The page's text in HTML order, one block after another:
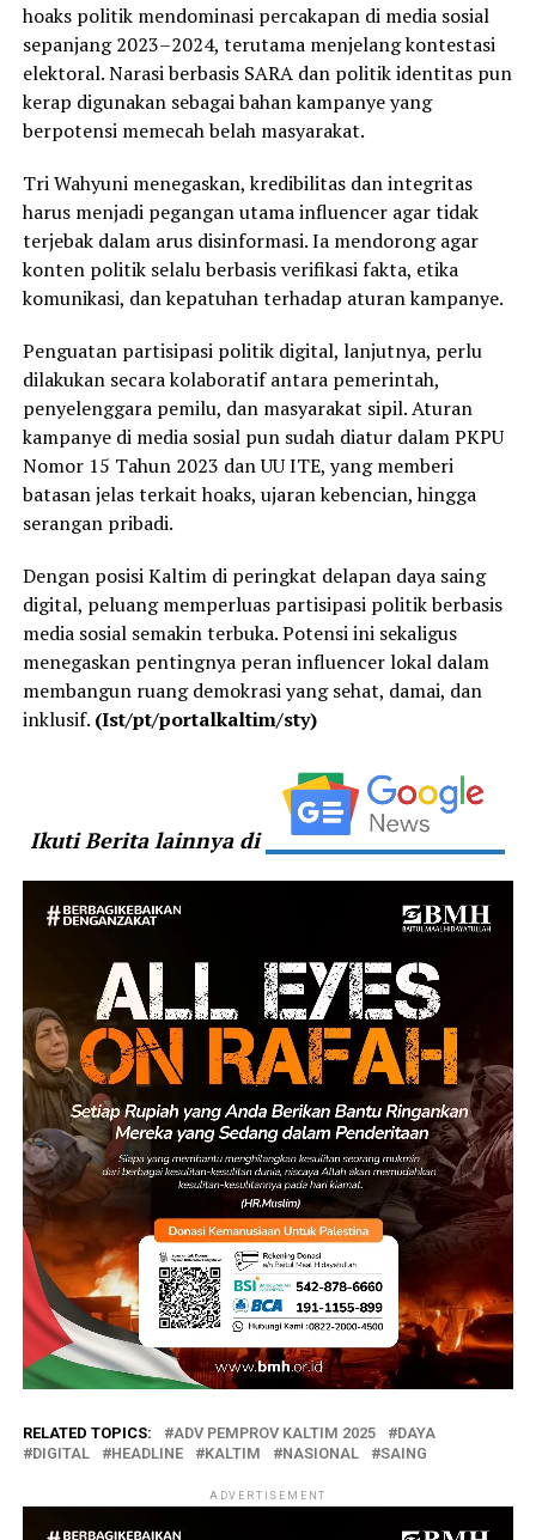
hoaks politik mendominasi percakapan di media sosial
sepanjang 2023–2024, terutama menjelang kontestasi
elektoral. Narasi berbasis SARA dan politik identitas pun
kerap digunakan sebagai bahan kampanye yang
berpotensi memecah belah masyarakat.
Tri Wahyuni menegaskan, kredibilitas dan integritas
harus menjadi pegangan utama influencer agar tidak
terjebak dalam arus disinformasi. Ia mendorong agar
konten politik selalu berbasis verifikasi fakta, etika
komunikasi, dan kepatuhan terhadap aturan kampanye.
Penguatan partisipasi politik digital, lanjutnya, perlu
dilakukan secara kolaboratif antara pemerintah,
penyelenggara pemilu, dan masyarakat sipil. Aturan
kampanye di media sosial pun sudah diatur dalam PKPU
Nomor 15 Tahun 2023 dan UU ITE, yang memberi
batasan jelas terkait hoaks, ujaran kebencian, hingga
serangan pribadi.
Dengan posisi Kaltim di peringkat delapan daya saing
digital, peluang memperluas partisipasi politik berbasis
media sosial semakin terbuka. Potensi ini sekaligus
menegaskan pentingnya peran influencer lokal dalam
membangun ruang demokrasi yang sehat, damai, dan
inklusif. (Ist/pt/portalkaltim/sty)
Ikuti Berita lainnya di
RELATED TOPICS: ADV PEMPROV KALTIM 2025
DAYA
DIGITAL
HEADLINE KALTIM NASIONAL SAING
ADVERTISEMENT